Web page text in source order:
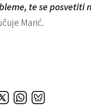
te se posvetiti
Marić.